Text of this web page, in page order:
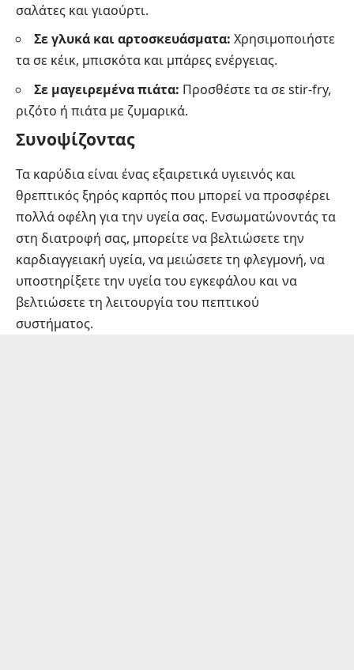
σαλάτες και γιαούρτι.
Σε γλυκά και αρτοσκευάσματα: Χρησιμοποιήστε
τα σε κέικ, μπισκότα και μπάρες ενέργειας.
Σε μαγειρεμένα πιάτα: Προσθέστε τα σε stir-fry,
ριζότο ή πιάτα με ζυμαρικά.
Συνοψίζοντας
Τα καρύδια είναι ένας εξαιρετικά υγιεινός και
θρεπτικός ξηρός καρπός που μπορεί να προσφέρει
πολλά οφέλη για την υγεία σας. Ενσωματώνοντάς τα
στη διατροφή σας, μπορείτε να βελτιώσετε την
καρδιαγγειακή υγεία, να μειώσετε τη φλεγμονή, να
υποστηρίξετε την υγεία του εγκεφάλου και να
βελτιώσετε τη λειτουργία του πεπτικού
συστήματος.